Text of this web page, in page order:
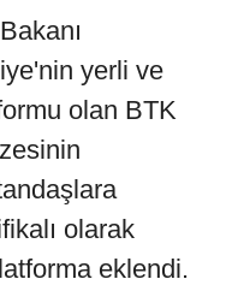
yerli ve
olan BTK
olarak
eklendi.